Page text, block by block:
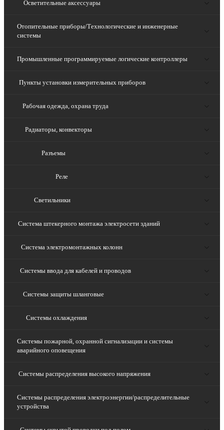
Осветительные аксессуары
Отопительные приборы/Технологические и инженерные
системы
Промышленные программируемые логические контроллеры
Пункты установки измерительных приборов
Рабочая одежда, охрана труда
Радиаторы, конвекторы
Разъемы
Реле
Светильники
Система штекерного монтажа электросети зданий
Система электромонтажных колонн
Системы ввода для кабелей и проводов
Системы защиты шланговые
Системы охлаждения
Системы пожарной, охранной сигнализации и системы
аварийного оповещения
Системы распределения высокого напряжения
Системы распределения электроэнергии/распределительные
устройства